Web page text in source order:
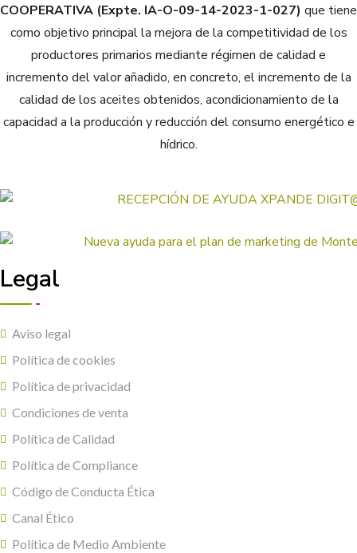
COOPERATIVA (Expte. IA-O-09-14-2023-1-027) que tiene
como objetivo principal la mejora de la competitividad de los
productores primarios mediante régimen de calidad e
incremento del valor añadido, en concreto, el incremento de la
calidad de los aceites obtenidos, acondicionamiento de la
capacidad a la producción y reducción del consumo energético e
hídrico.
Legal
Aviso legal
Política de cookies
Política de privacidad
Condiciones de venta
Política de Calidad
Política de Compliance
Código de Conducta Ética
Canal Ético
Política de Medio Ambiente